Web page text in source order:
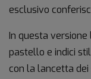
esclusivo
In questa
pastello e indici
con la lancetta dei